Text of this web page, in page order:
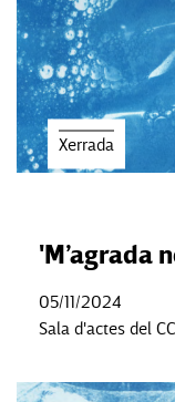
Xerrada
'M’agrada
05/11/2024
Sala d'actes del